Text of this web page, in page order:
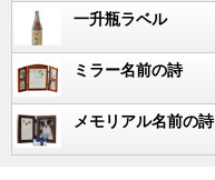
一升瓶ラベル
ミラー名前の詩
メモリアル名前の詩